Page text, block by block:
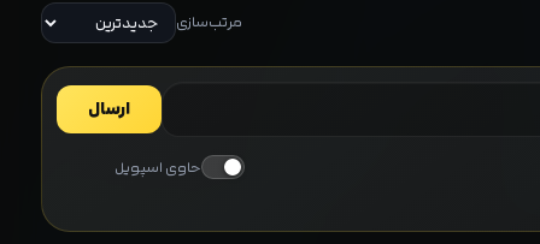
مرتب‌سازی
ارسال
حاوی اسپویل